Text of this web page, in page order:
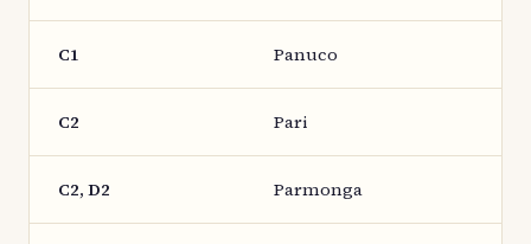
C1 Panuco
C2 Pari
C2, D2 Parmonga